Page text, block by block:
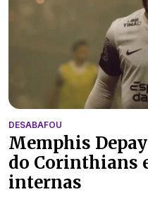
DESABAFOU
Memphis
do Corinthians
internas